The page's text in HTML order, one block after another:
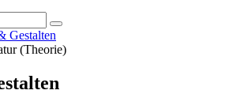
Gestalten
(Theorie)